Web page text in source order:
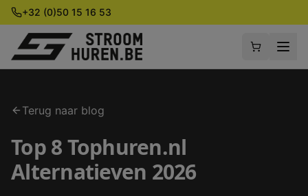
+32 (0)50 15 16 53
Terug naar blog
Top 8 Tophuren.nl
Alternatieven 2026